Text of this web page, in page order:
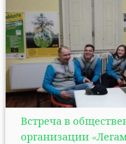
Встреча в
организации